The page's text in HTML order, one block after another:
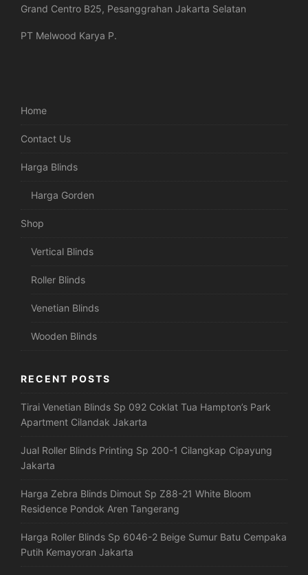
Grand Centro B25, Pesanggrahan Jakarta Selatan
PT Melwood Karya P.
Home
Contact Us
Harga Blinds
Harga Gorden
Shop
Vertical Blinds
Roller Blinds
Venetian Blinds
Wooden Blinds
RECENT POSTS
Tirai Venetian Blinds Sp 092 Coklat Tua Hampton’s Park
Apartment Cilandak Jakarta
Jual Roller Blinds Printing Sp 200-1 Cilangkap Cipayung
Jakarta
Harga Zebra Blinds Dimout Sp Z88-21 White Bloom
Residence Pondok Aren Tangerang
Harga Roller Blinds Sp 6046-2 Beige Sumur Batu Cempaka
Putih Kemayoran Jakarta